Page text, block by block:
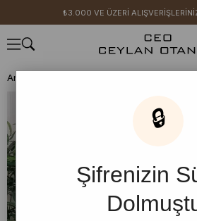
₺3.000 VE ÜZERİ
Anasayfa
🔒
Şifrenizin